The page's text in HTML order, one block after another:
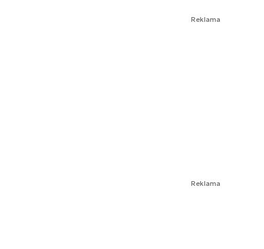
Reklama
Reklama